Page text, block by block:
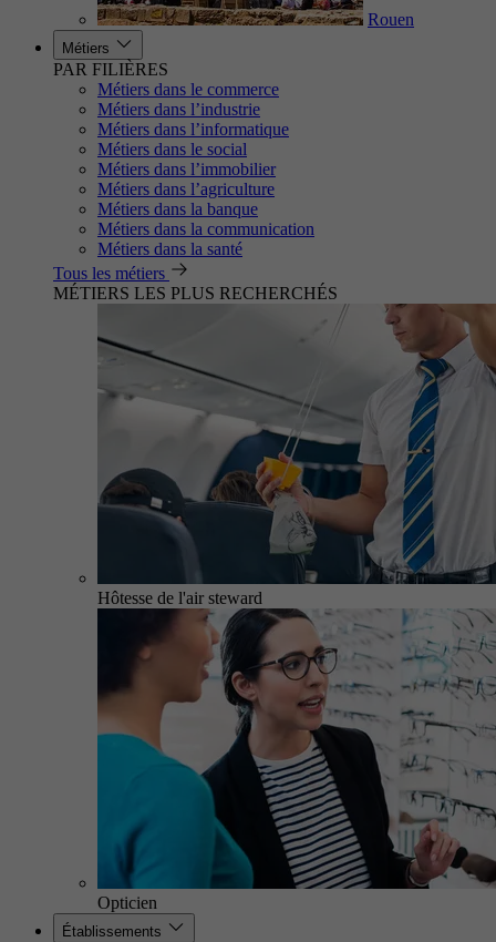
Rouen
Métiers
PAR FILIÈRES
Métiers dans le commerce
Métiers dans l’industrie
Métiers dans l’informatique
Métiers dans le social
Métiers dans l’immobilier
Métiers dans l’agriculture
Métiers dans la banque
Métiers dans la communication
Métiers dans la santé
Tous les métiers
MÉTIERS LES PLUS RECHERCHÉS
Hôtesse de l'air steward
Opticien
Établissements